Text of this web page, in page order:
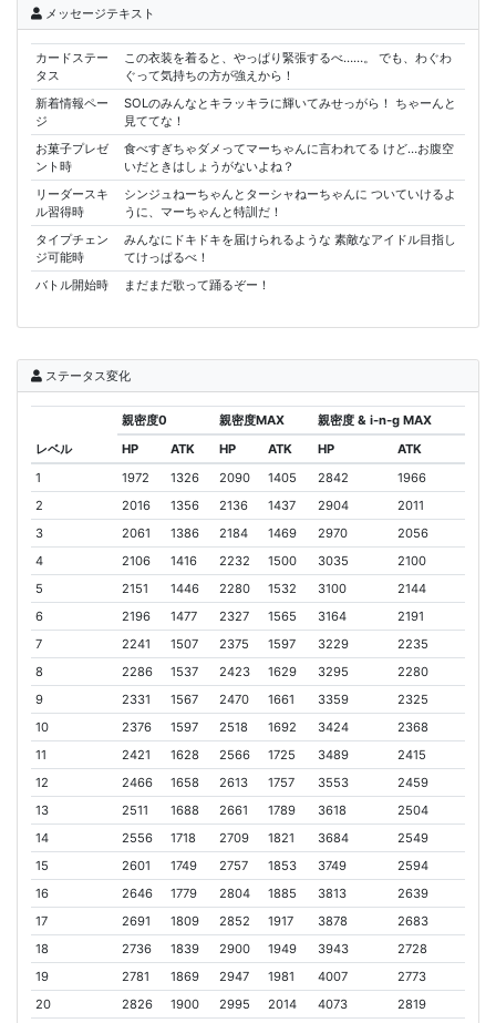
メッセージテキスト
カードステー
タス
この衣装を着ると、やっぱり緊張するべ……。 でも、わぐわ
ぐって気持ちの方が強えから！
新着情報ペー
ジ
SOLのみんなとキラッキラに輝いてみせっがら！ ちゃーんと
見ててな！
お菓子プレゼ
ント時
食べすぎちゃダメってマーちゃんに言われてる けど…お腹空
いだときはしょうがないよね？
リーダースキ
ル習得時
シンジュねーちゃんとターシャねーちゃんに ついていけるよ
うに、マーちゃんと特訓だ！
タイプチェン
ジ可能時
みんなにドキドキを届けられるような 素敵なアイドル目指し
てけっぱるべ！
バトル開始時
まだまだ歌って踊るぞー！
ステータス変化
レベル
親密度0 親密度MAX
親密度 & i-n-g MAX
HP
ATK HP ATK HP
ATK
1
1972 1326 2090 1405 2842
1966
2
2016 1356 2136 1437 2904
2011
3
2061 1386 2184 1469 2970
2056
4
2106 1416 2232 1500 3035
2100
5
2151 1446 2280 1532 3100
2144
6
2196 1477 2327 1565 3164
2191
7
2241 1507 2375 1597 3229
2235
8
2286 1537 2423 1629 3295
2280
9
2331 1567 2470 1661 3359
2325
10
2376 1597 2518 1692 3424
2368
11
2421 1628 2566 1725 3489
2415
12
2466 1658 2613 1757 3553
2459
13
2511 1688 2661 1789 3618
2504
14
2556 1718 2709 1821 3684
2549
15
2601 1749 2757 1853 3749
2594
16
2646 1779 2804 1885 3813
2639
17
2691 1809 2852 1917 3878
2683
18
2736 1839 2900 1949 3943
2728
19
2781 1869 2947 1981 4007
2773
20
2826 1900 2995 2014 4073 2819